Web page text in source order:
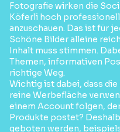
Fotografie wirken die
Köferli hoch
anzuschauen. Das ist für
Schöne Bilder alleine
Inhalt muss stimmen.
Themen, informativen
richtige Weg.
Wichtig ist dabei, dass
reine Werbefläche
einem Account folgen,
Produkte postet?
geboten werden,